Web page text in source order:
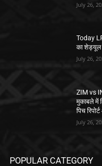
July 26,
Today
का शेड्यूल
July 26,
ZIM vs
मुकाबले में
पिच
July 26,
POPULAR CATEGORY